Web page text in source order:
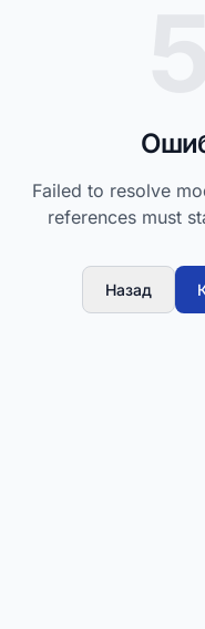
Failed to resolve
references must
Назад